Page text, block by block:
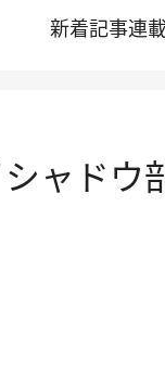
新着記事連
ャドウ